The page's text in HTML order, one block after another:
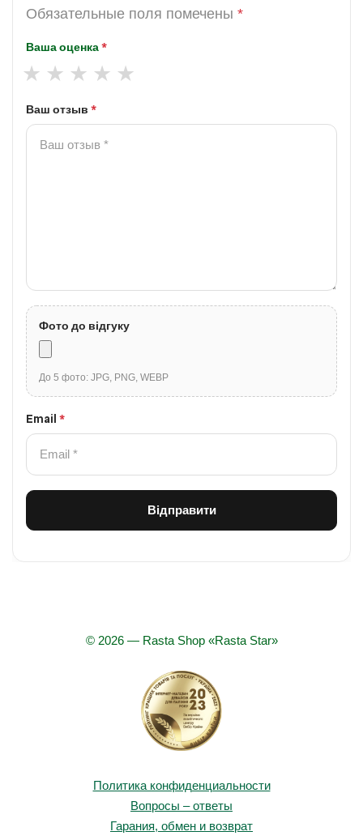
Обязательные поля помечены *
Ваша оценка*
Ваш отзыв *
Фото до відгуку
До 5 фото: JPG, PNG, WEBP
Email *
© 2026 — Rasta Shop «Rasta Star»
Политика конфиденциальности
Вопросы – ответы
Гарания, обмен и возврат